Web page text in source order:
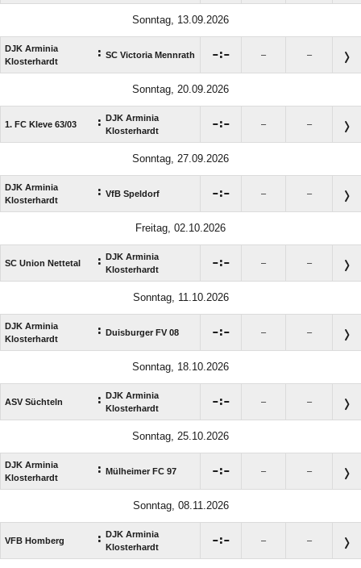
Sonntag, 13.09.2026
DJK Arminia
Klosterhardt
: SC Victoria Mennrath : – –
Sonntag, 20.09.2026
1. FC Kleve 63/​03 : DJK Arminia
Klosterhardt
: – –
Sonntag, 27.09.2026
DJK Arminia
Klosterhardt
: VfB Speldorf : – –
Freitag, 02.10.2026
SC Union Nettetal : DJK Arminia
Klosterhardt
: – –
Sonntag, 11.10.2026
DJK Arminia
Klosterhardt
: Duisburger FV 08 : – –
Sonntag, 18.10.2026
ASV Süchteln : DJK Arminia
Klosterhardt
: – –
Sonntag, 25.10.2026
DJK Arminia
Klosterhardt
: Mülheimer FC 97 : – –
Sonntag, 08.11.2026
VFB Homberg : DJK Arminia
Klosterhardt
: – –